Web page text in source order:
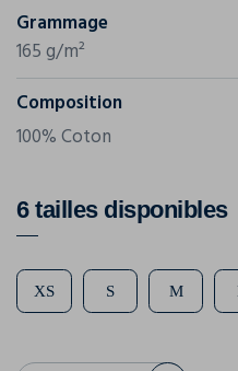
Grammage
165 g/m²
Composition
100% Coton
6 tailles disponibles
XS S M